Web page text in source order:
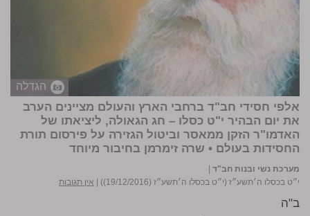
הגדלה
אלפי חסידי חב"ד ברחבי הארץ והעולם מציינים הערב
את יום הבהיר י"ט כסלו – חג הגאולה, ליציאתו של
האדמו"ר הזקן ממאסר וביטול הגזירה על פירסום תורת
החסידות בעולם • שרה זימרמן בחיבור מיוחד
מערכת נשי ובנות חב"ד
י״ט בכסלו ה׳תשע״ז (י״ט בכסלו ה׳תשע״ז (19/12/2016))
אין תגובות
ב"ה